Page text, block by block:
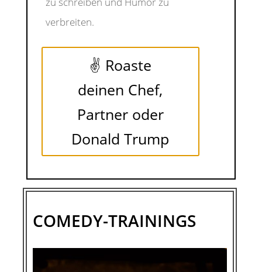
verbreiten.
✌ Roaste
deinen Chef,
Partner oder
Donald Trump
COMEDY-TRAININGS